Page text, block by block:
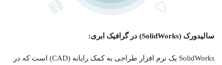
سالیدورک (SolidWorks) در گرافیک ابری:
SolidWorks یک نرم افزار طراحی به کمک رایانه (CAD) است که در